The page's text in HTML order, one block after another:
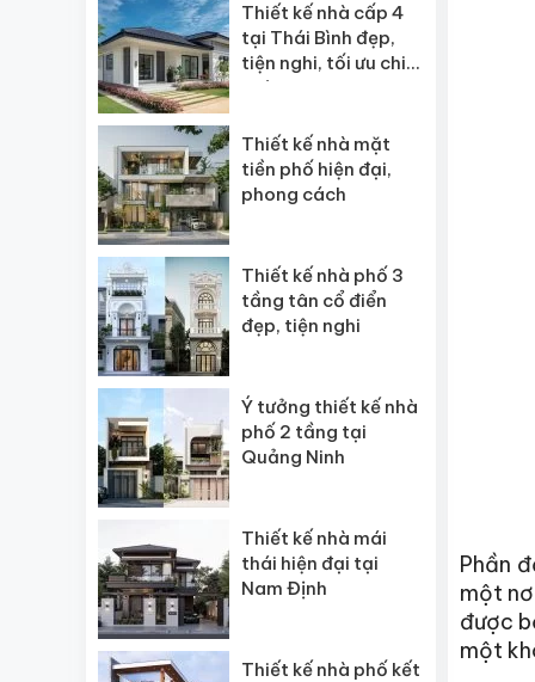
Phần
một
được
một
Thiết kế nhà cấp 4
tại Thái Bình đẹp,
tiện nghi, tối ưu chi
phí
Thiết kế nhà mặt
tiền phố hiện đại,
phong cách
Thiết kế nhà phố 3
tầng tân cổ điển
đẹp, tiện nghi
Ý tưởng thiết kế nhà
phố 2 tầng tại
Quảng Ninh
Thiết kế nhà mái
thái hiện đại tại
Nam Định
Thiết kế nhà phố kết